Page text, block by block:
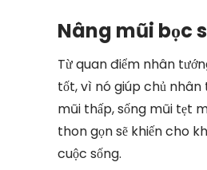
Nâng mũi bọc
Từ quan điểm nhân
tốt, vì nó giúp chủ nhân
mũi thấp, sống mũi tẹt
thon gọn sẽ khiến cho
cuộc sống.